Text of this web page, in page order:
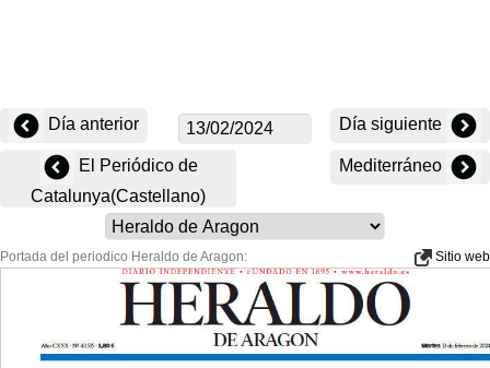
Día anterior Día siguiente
El Periódico de
Catalunya(Castellano)
Mediterráneo
Portada del periodico Heraldo de Aragon: Sitio web